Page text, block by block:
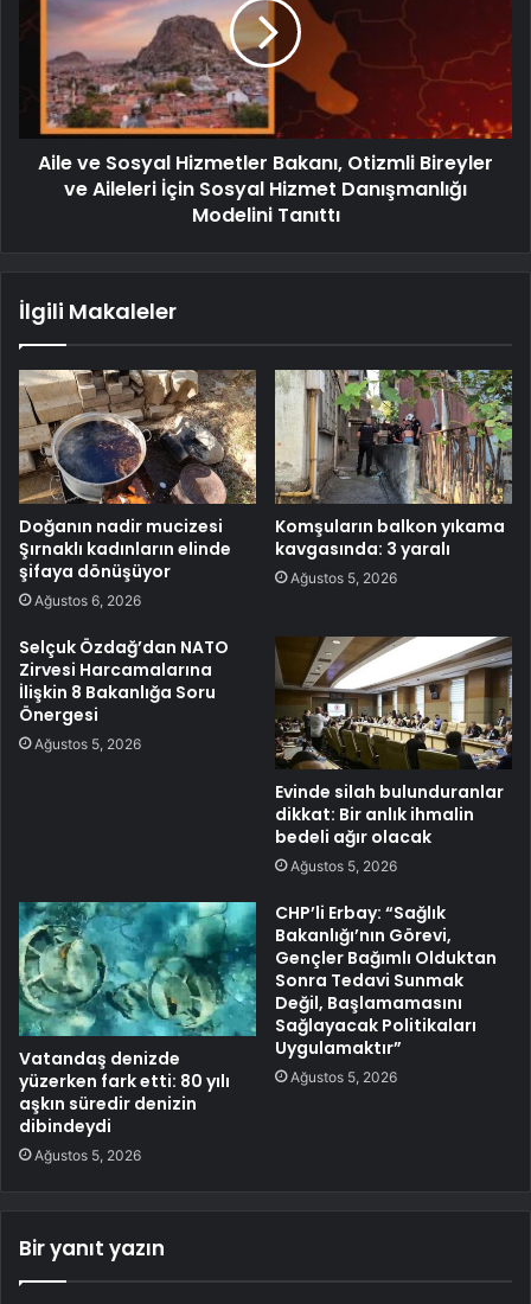
Aile ve Sosyal Hizmetler Bakanı, Otizmli Bireyler
ve Aileleri İçin Sosyal Hizmet Danışmanlığı
Modelini Tanıttı
İlgili Makaleler
Doğanın nadir mucizesi
Şırnaklı kadınların elinde
şifaya dönüşüyor
Ağustos 6, 2026
Komşuların balkon yıkama
kavgasında: 3 yaralı
Ağustos 5, 2026
Selçuk Özdağ’dan NATO
Zirvesi Harcamalarına
İlişkin 8 Bakanlığa Soru
Önergesi
Ağustos 5, 2026
Evinde silah bulunduranlar
dikkat: Bir anlık ihmalin
bedeli ağır olacak
Ağustos 5, 2026
Vatandaş denizde
yüzerken fark etti: 80 yılı
aşkın süredir denizin
dibindeydi
Ağustos 5, 2026
CHP’li Erbay: “Sağlık
Bakanlığı’nın Görevi,
Gençler Bağımlı Olduktan
Sonra Tedavi Sunmak
Değil, Başlamamasını
Sağlayacak Politikaları
Uygulamaktır”
Ağustos 5, 2026
Bir yanıt yazın